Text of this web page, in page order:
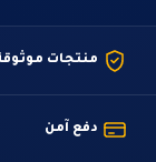
منتجات
دفع آمن